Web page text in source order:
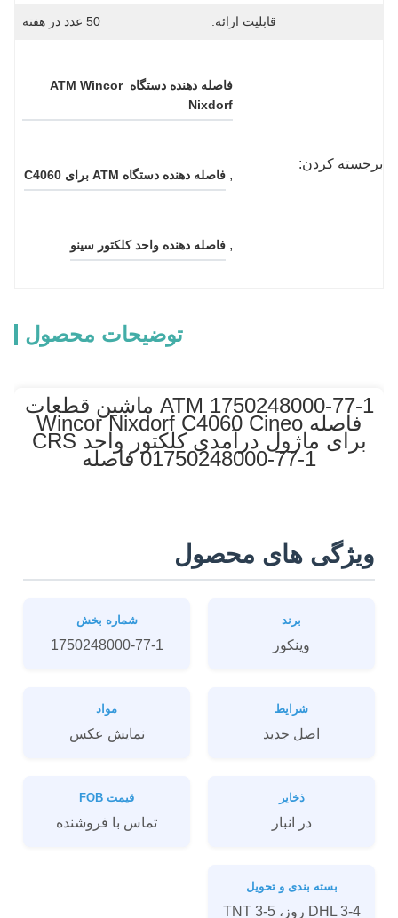
قابلیت ارائه: 50 عدد در هفته
برجسته کردن:
فاصله دهنده دستگاه ATM Wincor
Nixdorf
, فاصله دهنده دستگاه ATM برای C4060
, فاصله دهنده واحد کلکتور سینو
توضیحات محصول
1750248000-77-1 ATM ماشین قطعات
فاصله Wincor Nixdorf C4060 Cineo
برای ماژول درآمدی کلکتور واحد CRS
01750248000-77-1 فاصله
ویژگی های محصول
برند
وینکور
شماره بخش
1750248000-77-1
شرایط
اصل جدید
مواد
نمايش عکس
ذخایر
در انبار
قیمت FOB
تماس با فروشنده
بسته بندی و تحویل
DHL 3-4 روز، TNT 3-5